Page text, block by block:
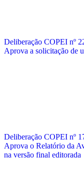
Deliberação COPEI nº
Aprova a solicitação de
Deliberação COPEI nº
Aprova o Relatório da
na versão final editorada